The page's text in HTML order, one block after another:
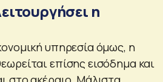
η
υπηρεσία όμως, η
επίσης εισόδημα και